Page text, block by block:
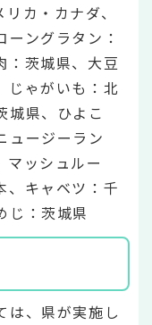
カ・カナダ、
ングラタン：
：茨城県、大豆
じゃがいも：北
城県、ひよこ
ュージーラン
マッシュルー
、キャベツ：千
じ：茨城県
は、県が実施し